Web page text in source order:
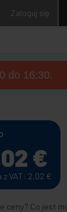
Zaloguj się
do 16:30.
€
z VAT: 2,02 €
ceny? Co jest